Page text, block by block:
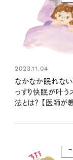
2023.11.04
なかなか眠れない
っすり快眠が叶う
法とは？ 【医師が